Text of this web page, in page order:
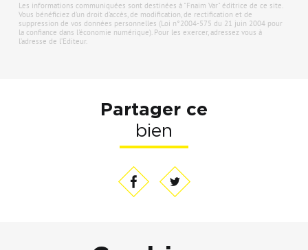
Les informations communiquées sont destinées à "Fnaim Var" éditrice de ce site.
Vous bénéficiez d'un droit d'accès, de modification, de rectification et de
suppression de vos données personnelles (Loi n°2004-575 du 21 juin 2004 pour
la confiance dans l'économie numérique). Pour les exercer, adressez vous à
l’adresse de l’Editeur.
Partager ce
bien